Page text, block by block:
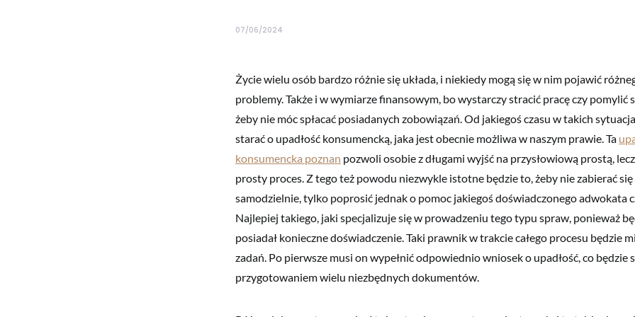
07/06/2024
Życie wielu osób bardzo różnie się układa, i niekiedy mogą się w nim pojawić
problemy. Także i w wymiarze finansowym, bo wystarczy stracić pracę czy pomylić
żeby nie móc spłacać posiadanych zobowiązań. Od jakiegoś czasu w takich
starać o upadłość konsumencką, jaka jest obecnie możliwa w naszym prawie. Ta
konsumencka poznan pozwoli osobie z długami wyjść na przysłowiową prostą,
prosty proces. Z tego też powodu niezwykle istotne będzie to, żeby nie zabierać się
samodzielnie, tylko poprosić jednak o pomoc jakiegoś doświadczonego adwokata
Najlepiej takiego, jaki specjalizuje się w prowadzeniu tego typu spraw, ponieważ
posiadał konieczne doświadczenie. Taki prawnik w trakcie całego procesu będzie
zadań. Po pierwsze musi on wypełnić odpowiednio wniosek o upadłość, co będzie
przygotowaniem wielu niezbędnych dokumentów.